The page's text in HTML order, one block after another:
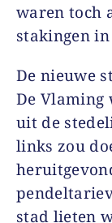
waren toch
stakingen in
De nieuwe
De Vlaming
uit de
links zou
stad lieten